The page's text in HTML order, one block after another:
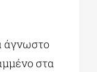
άγνωστο
στα